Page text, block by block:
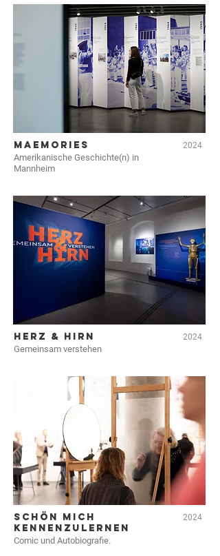
MAEMORIES 2024
Amerikanische Geschichte(n) in
Mannheim
HERZ & HIRN 2024
Gemeinsam verstehen
SCHÖN MICH
KENNENZULERNEN
2024
Comic und Autobiografie.